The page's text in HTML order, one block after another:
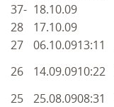
37-
28
18.10.09
17.10.09
27
06.10.0913:11
26
14.09.0910:22
25
25.08.0908:31